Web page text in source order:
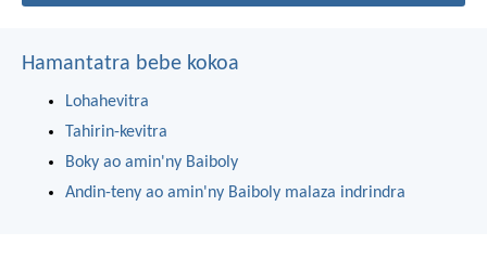
Hamantatra bebe kokoa
Lohahevitra
Tahirin-kevitra
Boky ao amin'ny Baiboly
Andin-teny ao amin'ny Baiboly malaza indrindra